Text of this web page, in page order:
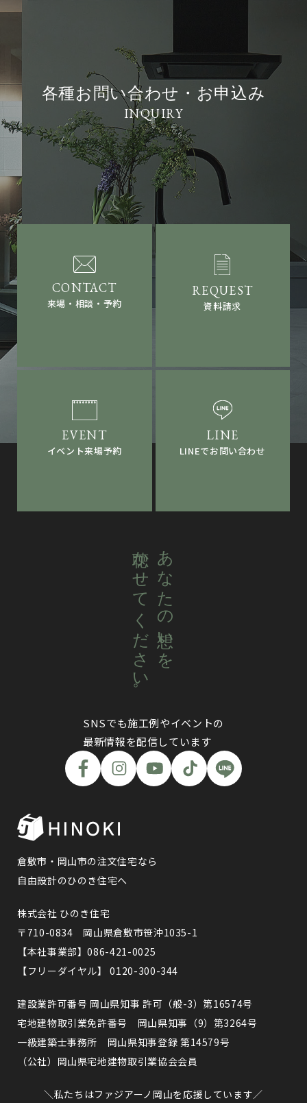
各種お問い合わせ・お申込み
来場・相談・予約 資料請求
イベント来場予約 LINEでお問い合わせ
あなたの想いを
聴かせてください。
SNSでも施工例やイベントの
最新情報を配信しています
倉敷市・岡山市の注文住宅なら
自由設計のひのき住宅へ
株式会社 ひのき住宅
〒710-0834 岡山県倉敷市笹沖1035-1
【本社事業部】086-421-0025
【フリーダイヤル】 0120-300-344
建設業許可番号 岡山県知事 許可（般-3）第16574号
宅地建物取引業免許番号 岡山県知事（9）第3264号
一級建築士事務所 岡山県知事登録 第14579号
（公社）岡山県宅地建物取引業協会会員
＼私たちはファジアーノ岡山を応援しています／